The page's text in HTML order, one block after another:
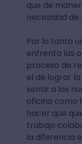
que de
necesidad
Por lo tanto
enfrenta las
proceso de
el de lograr
sentir a los
oficina como
hacer que
trabajo
la diferencia